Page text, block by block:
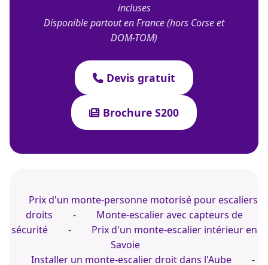
© 2022-2026 TK Home Solutions - CGV - Tous droits
réservés